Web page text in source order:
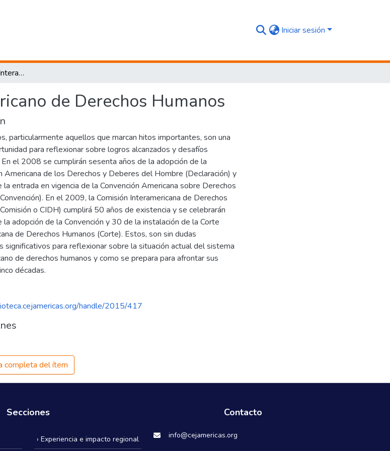
Iniciar sesión
50 años del Sistema Interamericano de Derechos Humanos
de Derechos Humanos
particularmente aquellos que marcan hitos importantes, son una
para reflexionar sobre logros alcanzados y desafíos
el 2008 se cumplirán sesenta años de la adopción de la
Americana de los Derechos y Deberes del Hombre (Declaración) y
entrada en vigencia de la Convención Americana sobre Derechos
En el 2009, la Comisión Interamericana de Derechos
o CIDH) cumplirá 50 años de existencia y se celebrarán
la adopción de la Convención y 30 de la instalación de la Corte
de Derechos Humanos (Corte). Estos, son sin dudas
significativos para reflexionar sobre la situación actual del sistema
de derechos humanos y como se prepara para afrontar sus
décadas.
handle/2015/417
completa del ítem
Secciones
› Experiencia e impacto regional
Contacto
info@cejamericas.org